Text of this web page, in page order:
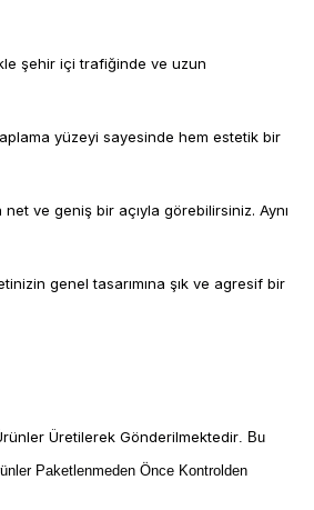
şehir içi trafiğinde ve uzun
yüzeyi sayesinde hem estetik bir
ve geniş bir açıyla görebilirsiniz. Aynı
genel tasarımına şık ve agresif bir
Üretilerek Gönderilmektedir. Bu
Paketlenmeden Önce Kontrolden